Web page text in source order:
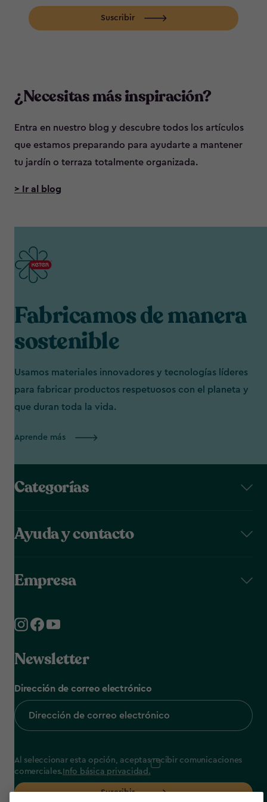
Suscribir
¿Necesitas más inspiración?
Entra en nuestro blog y descubre todos los artículos
que estamos preparando para ayudarte a mantener
tu jardín o terraza totalmente organizada.
> Ir al blog
Fabricamos de manera
sostenible
Usamos materiales innovadores y tecnologías líderes
para fabricar productos respetuosos con el planeta y
que duran toda la vida.
Aprende más
Categorías
Ayuda y contacto
Empresa
Newsletter
Dirección de correo electrónico
Al seleccionar esta opción, aceptas recibir comunicaciones
comerciales. Info básica privacidad.
Suscribir